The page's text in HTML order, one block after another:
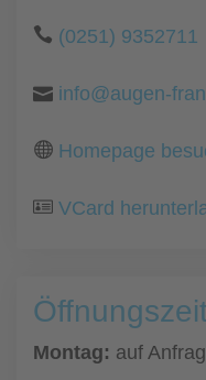
(0251) 9352711
info@augen-
Homepage
VCard
Montag: auf